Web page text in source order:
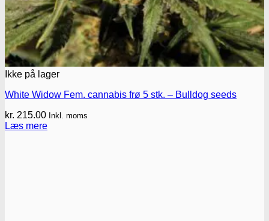
Ikke på lager
White Widow Fem. cannabis frø 5 stk. – Bulldog seeds
kr. 215.00 Inkl. moms
Læs mere